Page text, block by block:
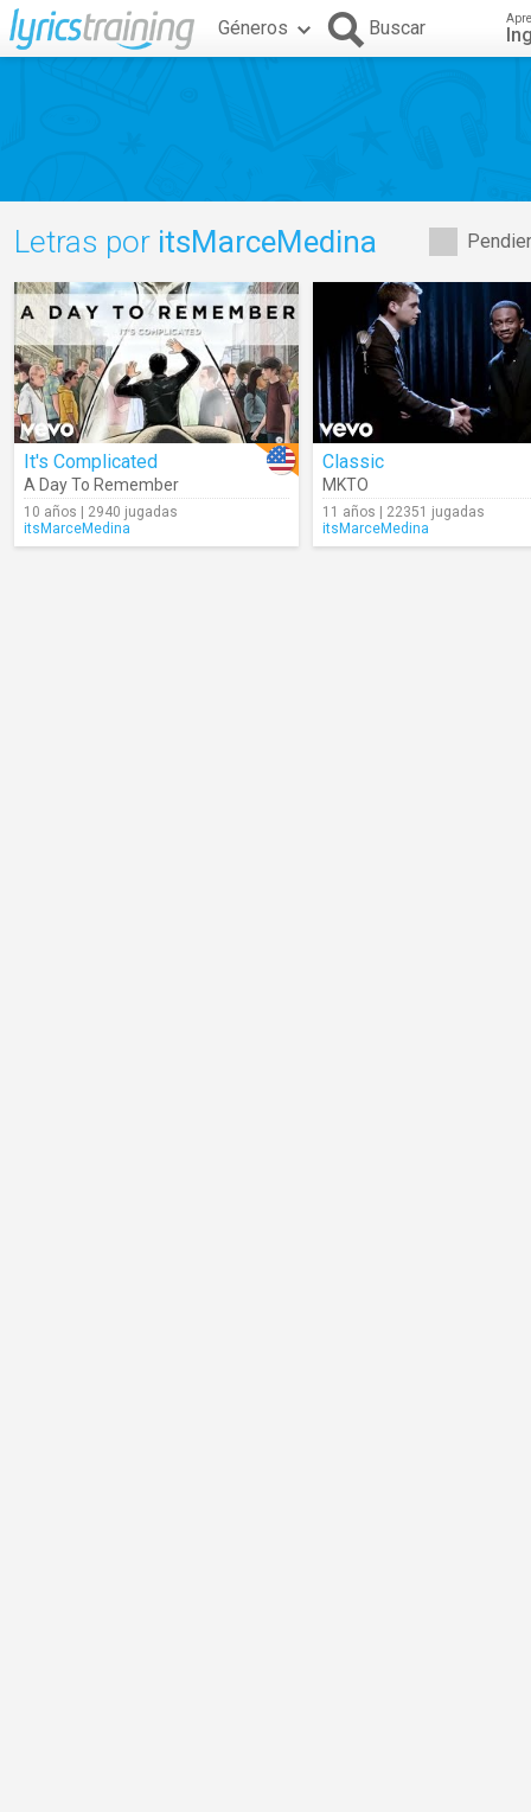
Géneros Buscar
Letras por itsMarceMedina
It's Complicated
A Day To Remember
10 años | 2940 jugadas
itsMarceMedina
Classic
MKTO
11 años | 22351 jugadas
itsMarceMedina